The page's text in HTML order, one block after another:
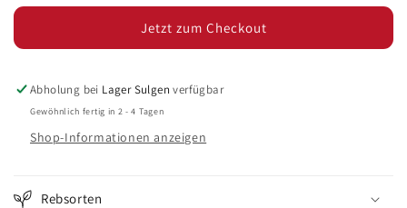
à
le
-
Bio
à
Lèvres
le
-
Bio
Jetzt zum Checkout
Abholung bei Lager Sulgen verfügbar
Gewöhnlich fertig in 2 - 4 Tagen
Shop-Informationen anzeigen
Rebsorten